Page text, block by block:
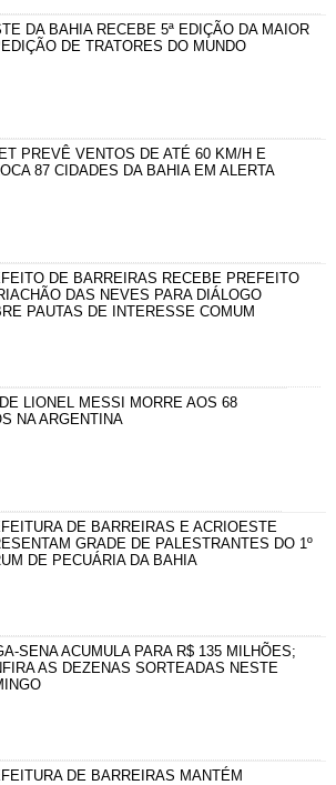
DA BAHIA RECEBE 5ª EDIÇÃO DA MAIOR
DE TRATORES DO MUNDO
PREVÊ VENTOS DE ATÉ 60 KM/H E
87 CIDADES DA BAHIA EM ALERTA
DE BARREIRAS RECEBE PREFEITO
DAS NEVES PARA DIÁLOGO
PAUTAS DE INTERESSE COMUM
LIONEL MESSI MORRE AOS 68
NA ARGENTINA
DE BARREIRAS E ACRIOESTE
GRADE DE PALESTRANTES DO 1º
DE PECUÁRIA DA BAHIA
SENA ACUMULA PARA R$ 135 MILHÕES;
AS DEZENAS SORTEADAS NESTE
DE BARREIRAS MANTÉM